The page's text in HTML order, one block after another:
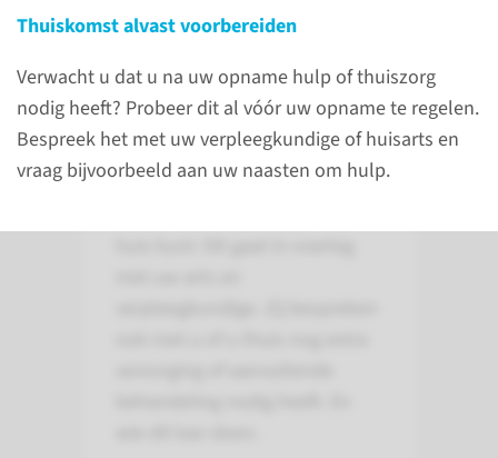
Thuiskomst alvast voorbereiden
Verwacht u dat u na uw opname hulp of thuiszorg
nodig heeft? Probeer dit al vóór uw opname te regelen.
Bespreek het met uw verpleegkundige of huisarts en
vraag bijvoorbeeld aan uw naasten om hulp.
Ontslag
Het is niet altijd vooraf vast te